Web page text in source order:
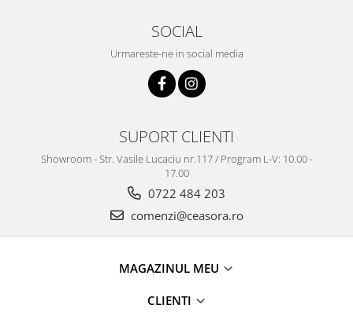
SOCIAL
Urmareste-ne in social media
SUPORT CLIENTI
Showroom - Str. Vasile Lucaciu nr.117 / Program L-V: 10.00 -
17.00
0722 484 203
comenzi@ceasora.ro
MAGAZINUL MEU
CLIENTI